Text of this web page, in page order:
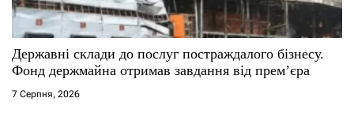
Державні склади до послуг постраждалого бізнесу.
Фонд держмайна отримав завдання від прем’єра
7 Серпня, 2026